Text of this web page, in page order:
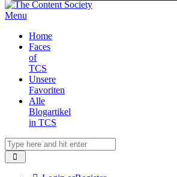
Menu
Home
Faces
of
TCS
Unsere
Favoriten
Alle
Blogartikel
in TCS